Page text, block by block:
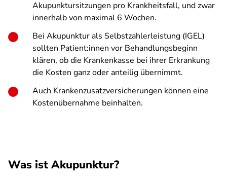
Akupunktursitzungen pro Krankheitsfall, und zwar
innerhalb von maximal 6 Wochen.
Bei Akupunktur als Selbstzahlerleistung (IGEL)
sollten Patient:innen vor Behandlungsbeginn
klären, ob die Krankenkasse bei ihrer Erkrankung
die Kosten ganz oder anteilig übernimmt.
Auch Krankenzusatzversicherungen können eine
Kostenübernahme beinhalten.
Was ist Akupunktur?